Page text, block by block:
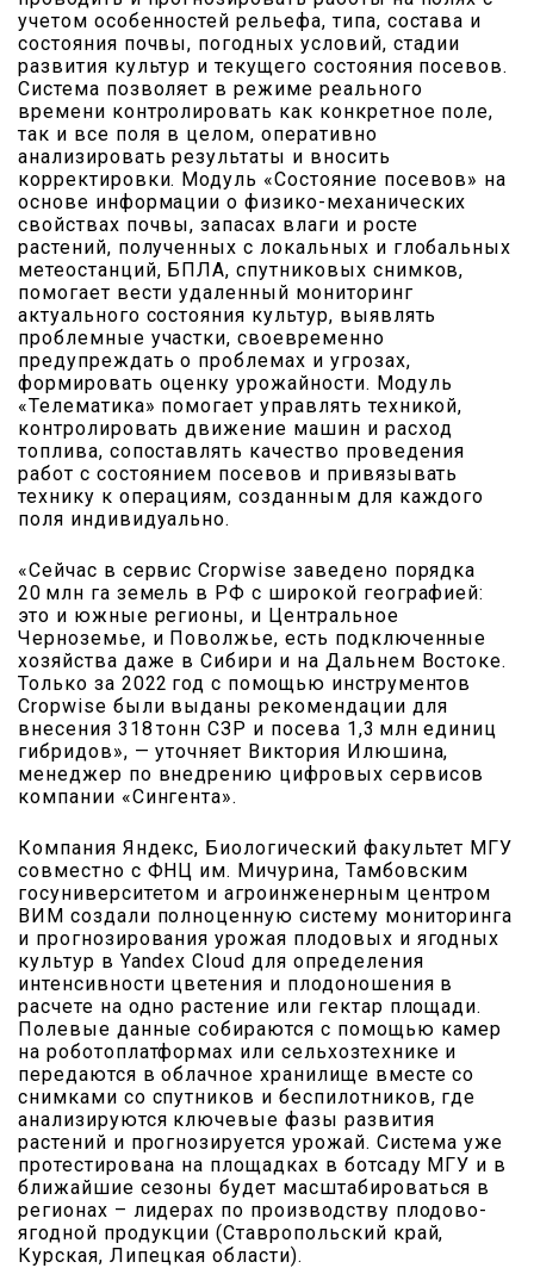
учетом особенностей рельефа, типа, состава и
состояния почвы, погодных условий, стадии
развития культур и текущего состояния посевов.
Система позволяет в режиме реального
времени контролировать как конкретное поле,
так и все поля в целом, оперативно
анализировать результаты и вносить
корректировки. Модуль «Состояние посевов» на
основе информации о физико-механических
свойствах почвы, запасах влаги и росте
растений, полученных с локальных и глобальных
метео­станций, БПЛА, спутниковых снимков,
помогает вести удаленный мониторинг
актуального состояния культур, выявлять
проблемные участки, своевременно
предупреждать о проблемах и угрозах,
формировать оценку урожайности. Модуль
«Телематика» помогает управлять техникой,
контролировать движение машин и расход
топлива, сопоставлять качество проведения
работ с состоянием посевов и привязывать
технику к операциям, созданным для каждого
поля индивидуально.
«Сейчас в сервис Cropwise заведено порядка
20 млн га земель в РФ с широкой географией:
это и южные регионы, и Центральное
Черноземье, и Поволжье, есть подключенные
хозяйства даже в Сибири и на Дальнем Востоке.
Только за 2022 год с помощью инструментов
Cropwise были выданы рекомендации для
внесения 318 тонн СЗР и посева 1,3 млн единиц
гибридов», — уточняет Виктория Илюшина,
менеджер по внедрению цифровых сервисов
компании «Сингента».
Компания Яндекс, Биологический факультет МГУ
совместно с ФНЦ им. Мичурина, Тамбовским
госуниверситетом и агроинженерным центром
ВИМ создали полноценную систему мониторинга
и прогнозирования урожая плодовых и ягодных
культур в Yandex Cloud для определения
интенсивности цветения и плодоношения в
расчете на одно растение или гектар площади.
Полевые данные собираются с помощью камер
на роботоплатформах или сельхозтехнике и
передаются в облачное хранилище вместе со
снимками со спутников и беспилотников, где
анализируются ключевые фазы развития
растений и прогнозируется урожай. Система уже
протестирована на площадках в ботсаду МГУ и в
ближайшие сезоны будет масштабироваться в
регионах – лидерах по производству плодово-
ягодной продукции (Ставропольский край,
Курская, Липецкая области).